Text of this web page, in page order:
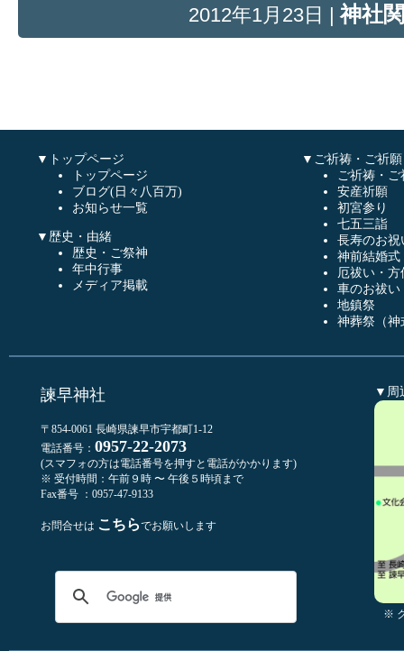
2012年1月23日 |神社
▼トップページ
トップページ
ブログ(日々八百万)
お知らせ一覧
▼歴史・由緒
歴史・ご祭神
年中行事
メディア掲載
▼ご祈祷・ご祈願
ご祈祷・
安産祈願
初宮参り
七五三詣
長寿のお祝
神前結婚式
厄祓い・方
車のお祓い
地鎮祭
神葬祭（神
諫早神社
〒854-0061 長崎県諫早市宇都町1-12
電話番号： 0957-22-2073
(スマフォの方は電話番号を押すと電話がかかります)
※ 受付時間：午前９時 〜 午後５時頃まで
Fax番号 ：0957-47-9133
お問合せは こちらでお願いします
▼周
※